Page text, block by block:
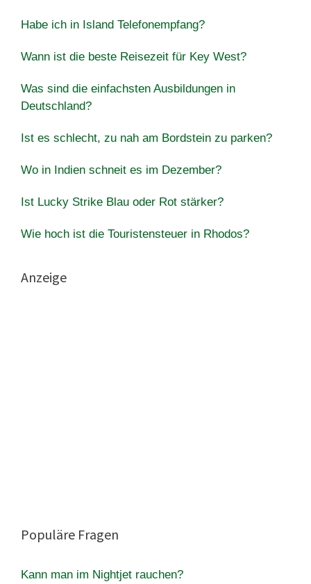
Habe ich in Island Telefonempfang?
Wann ist die beste Reisezeit für Key West?
Was sind die einfachsten Ausbildungen in
Deutschland?
Ist es schlecht, zu nah am Bordstein zu parken?
Wo in Indien schneit es im Dezember?
Ist Lucky Strike Blau oder Rot stärker?
Wie hoch ist die Touristensteuer in Rhodos?
Anzeige
Populäre Fragen
Kann man im Nightjet rauchen?